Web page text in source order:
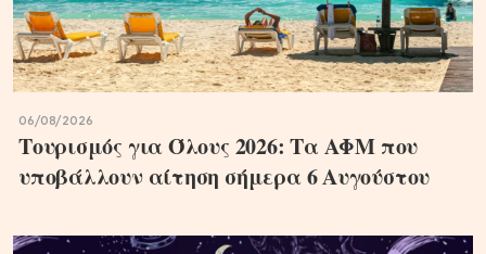
06/08/2026
Τουρισμός για Όλους 2026: Τα ΑΦΜ που
υποβάλλουν αίτηση σήμερα 6 Αυγούστου